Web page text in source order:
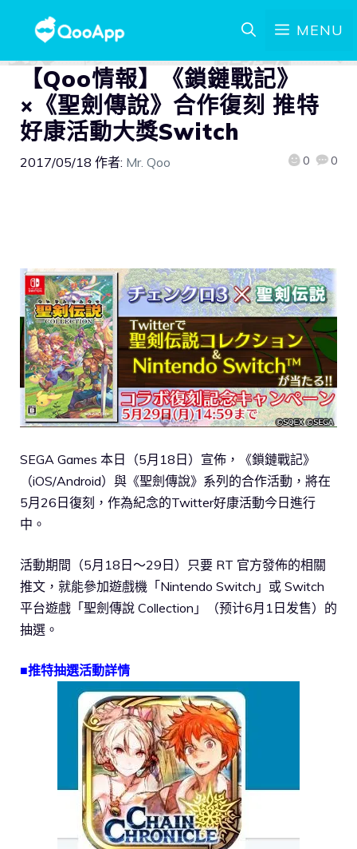
MENU
【Qoo情報】《鎖鏈戰記》
×《聖劍傳說》合作復刻 推特
好康活動大獎Switch
2017/05/18 作者: Mr. Qoo 0 0
SEGA Games 本日（5月18日）宣佈，《鎖鏈戰記》
（iOS/Android）與《聖劍傳說》系列的合作活動，將在
5月26日復刻，作為紀念的Twitter好康活動今日進行
中。
活動期間（5月18日～29日）只要 RT 官方發佈的相關
推文，就能參加遊戲機「Nintendo Switch」或 Switch
平台遊戲「聖劍傳說 Collection」（预计6月1日发售）的
抽選。
■推特抽選活動詳情